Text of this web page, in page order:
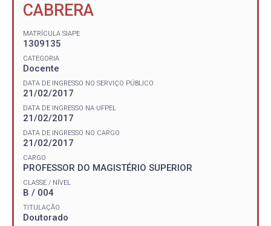
CABRERA
MATRÍCULA SIAPE
1309135
CATEGORIA
Docente
DATA DE INGRESSO NO SERVIÇO PÚBLICO
21/02/2017
DATA DE INGRESSO NA UFPEL
21/02/2017
DATA DE INGRESSO NO CARGO
21/02/2017
CARGO
PROFESSOR DO MAGISTÉRIO SUPERIOR
CLASSE / NÍVEL
B / 004
TITULAÇÃO
Doutorado